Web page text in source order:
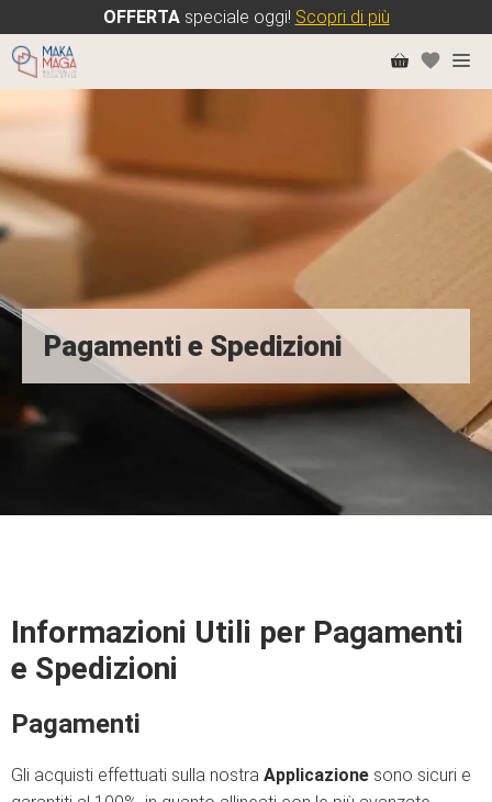
OFFERTAspeciale oggi! Scopri di più
Vai
Pagamenti e Spedizioni
Informazioni Utili per Pagamenti
e Spedizioni
Pagamenti
Gli acquisti effettuati sulla nostra Applicazione sono sicuri e